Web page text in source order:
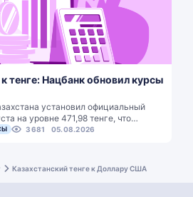
тенге: Нацбанк обновил курсы
установил официальный
на уровне 471,98 тенге, что…
3681 05.08.2026
Казахстанский тенге к Доллару США